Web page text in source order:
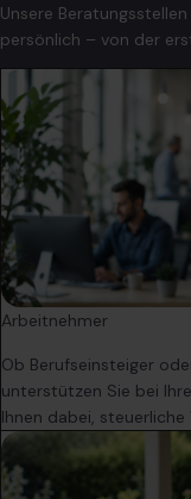
Unsere
persönlich – von der
Arbeitnehmer
Ob Berufseinsteiger
unterstützen Sie bei
Ihnen dabei,